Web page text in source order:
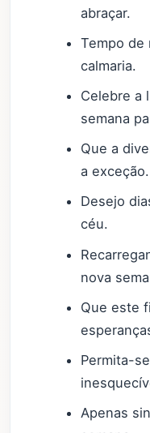
abraçar.
Tempo de
calmaria.
Celebre a
semana
Que a
a exceção.
Desejo
céu.
nova
Que este
Permita-
Apenas